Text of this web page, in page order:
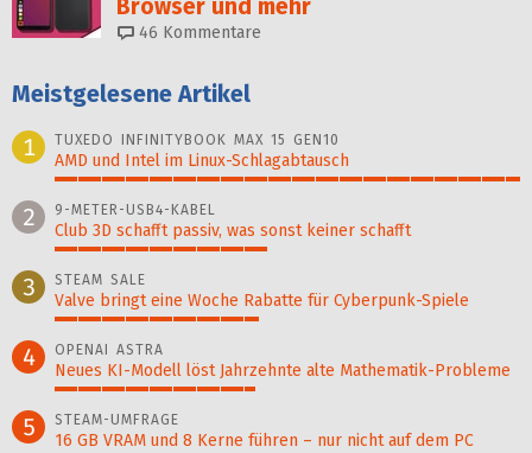
Browser und mehr
46 Kommentare
Meistgelesene Artikel
1
TUXEDO INFINITYBOOK MAX 15 GEN10
AMD und Intel im Linux-Schlagabtausch
100%
2 9-METER-USB4-KABEL
Club 3D schafft passiv, was sonst keiner schafft
46%
3 STEAM SALE
Valve bringt eine Woche Rabatte für Cyberpunk-Spiele
44%
4 OPENAI ASTRA
Neues KI-Modell löst Jahr­zehn­te alte Ma­thematik-Pro­ble­me
43%
5 STEAM-UMFRAGE
16 GB VRAM und 8 Kerne führen – nur nicht auf dem PC